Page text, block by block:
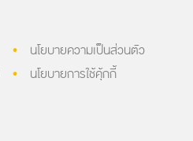
นโยบายความเป็นส่วนตัว
นโยบายการใช้คุ้กกี้